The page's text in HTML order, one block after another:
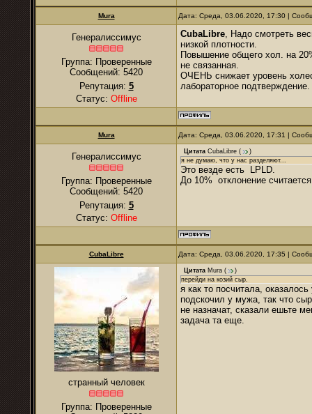
Mura Дата: Среда, 03.06.2020, 17:30 |
Генералиссимус
Группа: Проверенные
Сообщений: 5420
Репутация: 5
Статус: Offline
CubaLibre, Надо смотреть
низкой плотности.
Повышение общего хол. на
не связанная.
ОЧЕНЬ снижает уровень
лабораторное
Mura Дата: Среда, 03.06.2020, 17:31 |
Генералиссимус
Группа: Проверенные
Сообщений: 5420
Репутация: 5
Статус: Offline
Цитата CubaLibre (
)
я не думаю, что у нас разделяют...
Это везде есть LPLD.
До 10% отклонение
CubaLibre Дата: Среда, 03.06.2020, 17:35 |
странный человек
Группа: Проверенные
Цитата Mura (
)
перейди на козий сыр.
я как то посчитала,
подскочил у мужа, так что
не назначат, сказали ешьте
задача та еще.